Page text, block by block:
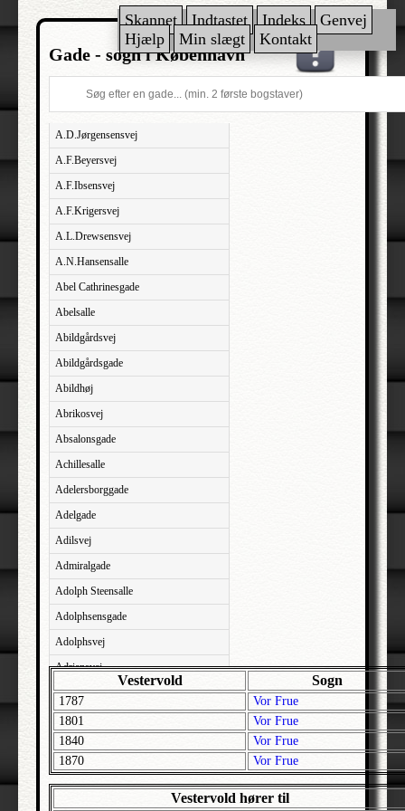
Skannet Indtastet Indeks
Genvej
Hjælp
Min slægt Kontakt
Gade - sogn i København
A.D.Jørgensensvej
A.F.Beyersvej
A.F.Ibsensvej
A.F.Krigersvej
A.L.Drewsensvej
A.N.Hansensalle
Abel Cathrinesgade
Abelsalle
Abildgårdsvej
Abildgårdsgade
Abildhøj
Abrikosvej
Absalonsgade
Achillesalle
Adelersborggade
Adelgade
Adilsvej
Admiralgade
Adolph Steensalle
Adolphsensgade
Adolphsvej
Adriansvej
Aftenbakken
Agavevej
Agerlandsvej
Agermosen
Vestervold Sogn
1787
Vor Frue
1801
Vor Frue
1840
Vor Frue
1870
Vor Frue
Vestervold hører til